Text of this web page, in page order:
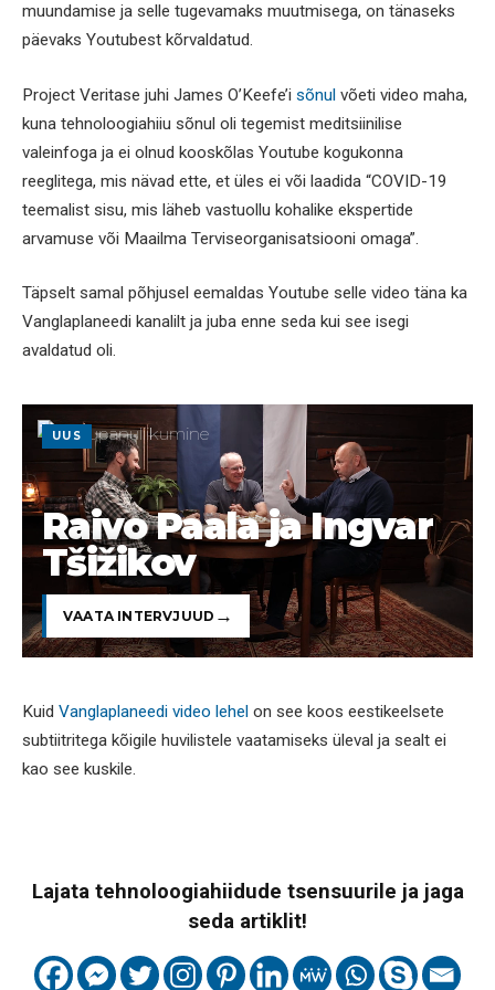
muundamise ja selle tugevamaks muutmisega, on tänaseks
päevaks Youtubest kõrvaldatud.
Project Veritase juhi James O’Keefe’i sõnul võeti video maha,
kuna tehnoloogiahiiu sõnul oli tegemist meditsiinilise
valeinfoga ja ei olnud kooskõlas Youtube kogukonna
reeglitega, mis nävad ette, et üles ei või laadida “COVID-19
teemalist sisu, mis läheb vastuollu kohalike ekspertide
arvamuse või Maailma Terviseorganisatsiooni omaga”.
Täpselt samal põhjusel eemaldas Youtube selle video täna ka
Vanglaplaneedi kanalilt ja juba enne seda kui see isegi
avaldatud oli.
UUS
Raivo Paala ja Ingvar
Tšižikov
VAATA INTERVJUUD
Kuid Vanglaplaneedi video lehel on see koos eestikeelsete
subtiitritega kõigile huvilistele vaatamiseks üleval ja sealt ei
kao see kuskile.
Lajata tehnoloogiahiidude tsensuurile ja jaga
seda artiklit!